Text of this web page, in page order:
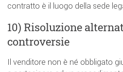
contratto è il luogo della sede
10) Risoluzione
controversie
Il venditore non è né obbligato